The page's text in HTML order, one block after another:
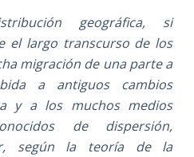
geográfica, si
el largo transcurso de los
migración de una parte a
a antiguos cambios
y a los muchos medios
de dispersión,
según la teoría de la